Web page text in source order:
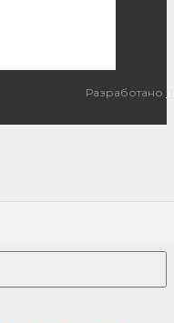
Разработано